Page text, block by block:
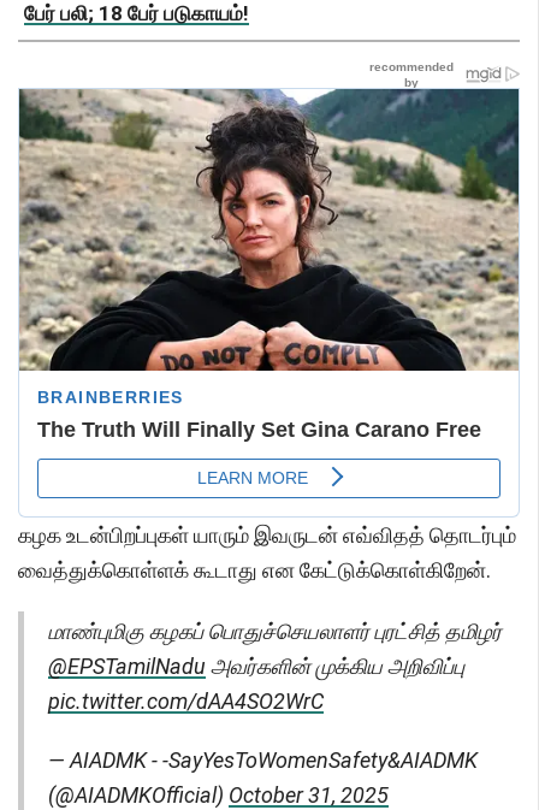
பேர் பலி; 18 பேர் படுகாயம்!
கழக உடன்பிறப்புகள் யாரும் இவருடன் எவ்விதத் தொடர்பும்
வைத்துக்கொள்ளக் கூடாது என கேட்டுக்கொள்கிறேன்.
மாண்புமிகு கழகப் பொதுச்செயலாளர் புரட்சித் தமிழர்
@EPSTamilNadu அவர்களின் முக்கிய அறிவிப்பு
pic.twitter.com/dAA4SO2WrC
— AIADMK - -SayYesToWomenSafety&AIADMK
(@AIADMKOfficial) October 31, 2025